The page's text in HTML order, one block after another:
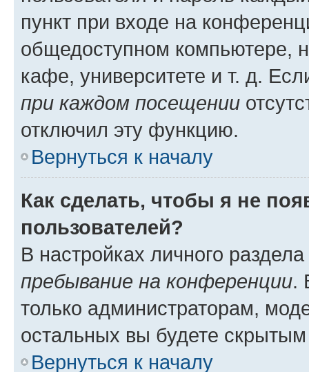
пункт при входе на
общедоступном компьютере,
кафе, университете и т. д.
при каждом посещении
отключил эту функцию.
Вернуться к началу
Как сделать, чтобы я не
пользователей?
В настройках личного
пребывание на конференции.
только администраторам,
остальных вы будете
Вернуться к началу